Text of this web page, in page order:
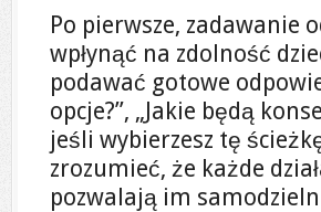
Po pierwsze, zadawanie
wpłynąć na zdolność
podawać gotowe
opcje?”, „Jakie będą
jeśli wybierzesz tę
zrozumieć, że każde
pozwalają im